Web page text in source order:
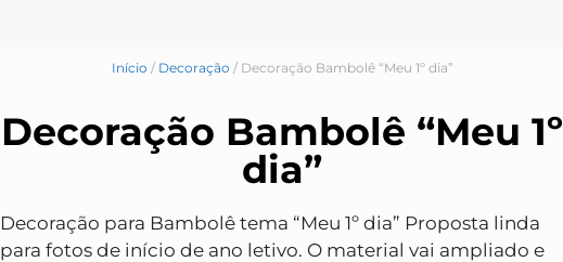
Início / Decoração / Decoração Bambolê “Meu 1º dia”
Decoração Bambolê “Meu 1º
dia”
Decoração para Bambolê tema “Meu 1º dia” Proposta linda
para fotos de início de ano letivo. O material vai ampliado e